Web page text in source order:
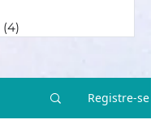
(4)
Registre-se